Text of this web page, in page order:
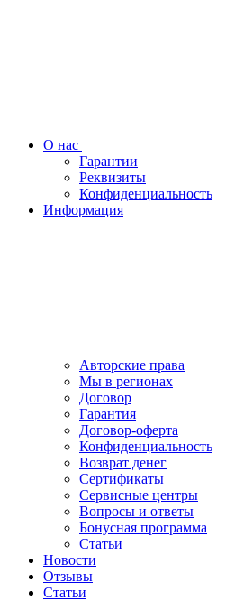
О нас
Гарантии
Реквизиты
Конфиденциальность
Информация
Авторские права
Мы в регионах
Договор
Гарантия
Договор-оферта
Конфиденциальность
Возврат денег
Сертификаты
Сервисные центры
Вопросы и ответы
Бонусная программа
Статьи
Новости
Отзывы
Статьи